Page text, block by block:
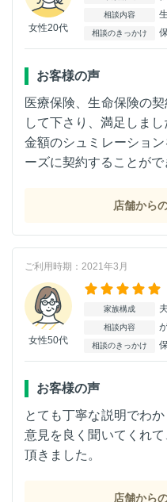
女性20代
相談内容
相談のきっかけ
お客様の声
医療保険、生命保険の
して下さり、満足しまし
金額のシュミレーショ
ーズに契約することがで
店舗から
ご利用時期：2021年3月
女性50代
家族構成
相談内容
相談のきっかけ
お客様の声
とても丁寧な説明でわ
意見を良く聞いてくれ
頂きました。
店舗から